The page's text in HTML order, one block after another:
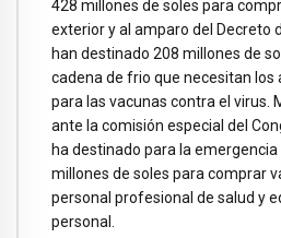
428 millones de soles para
exterior y al amparo del Decreto
han destinado 208 millones de
cadena de frio que necesitan los
para las vacunas contra el virus.
ante la comisión especial del
ha destinado para la
millones de soles para comprar
personal profesional de salud y
personal.